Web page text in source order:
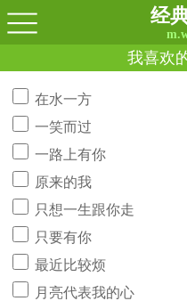
经
我喜欢
在水一方
一笑而过
一路上有你
原来的我
只想一生跟你走
只要有你
最近比较烦
月亮代表我的心